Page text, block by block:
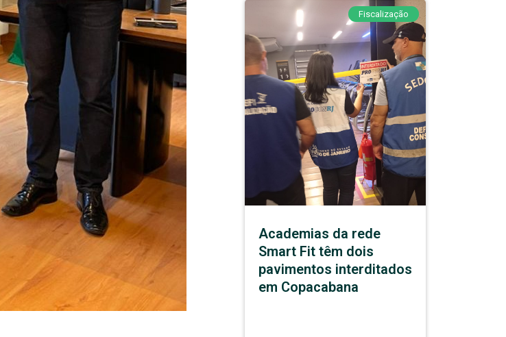
Fiscalização
Academias da rede
Smart Fit têm dois
pavimentos interditados
em Copacabana